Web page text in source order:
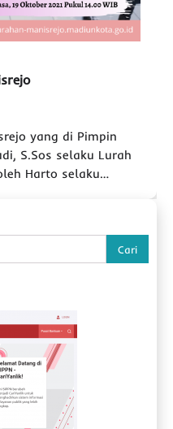
yang di Pimpin
S.Sos selaku Lurah
Harto selaku…